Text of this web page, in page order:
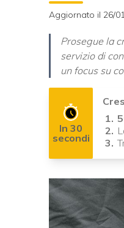
Aggiornato il 26/
Prosegue la
servizio di
un focus su
In 30
secondi